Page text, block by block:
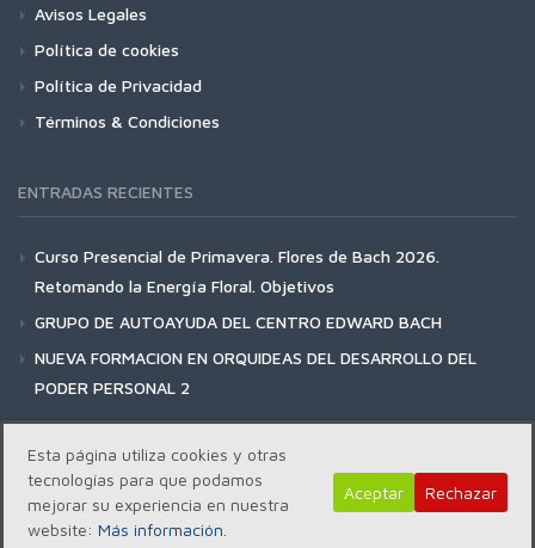
Avisos Legales
Política de cookies
Política de Privacidad
Términos & Condiciones
ENTRADAS RECIENTES
Curso Presencial de Primavera. Flores de Bach 2026.
Retomando la Energía Floral. Objetivos
GRUPO DE AUTOAYUDA DEL CENTRO EDWARD BACH
NUEVA FORMACION EN ORQUIDEAS DEL DESARROLLO DEL
PODER PERSONAL 2
Copyright | Centro Edward Bach © 2018
Esta página utiliza cookies y otras
tecnologías para que podamos
mejorar su experiencia en nuestra
website: Más información.
Aceptar Rechazar